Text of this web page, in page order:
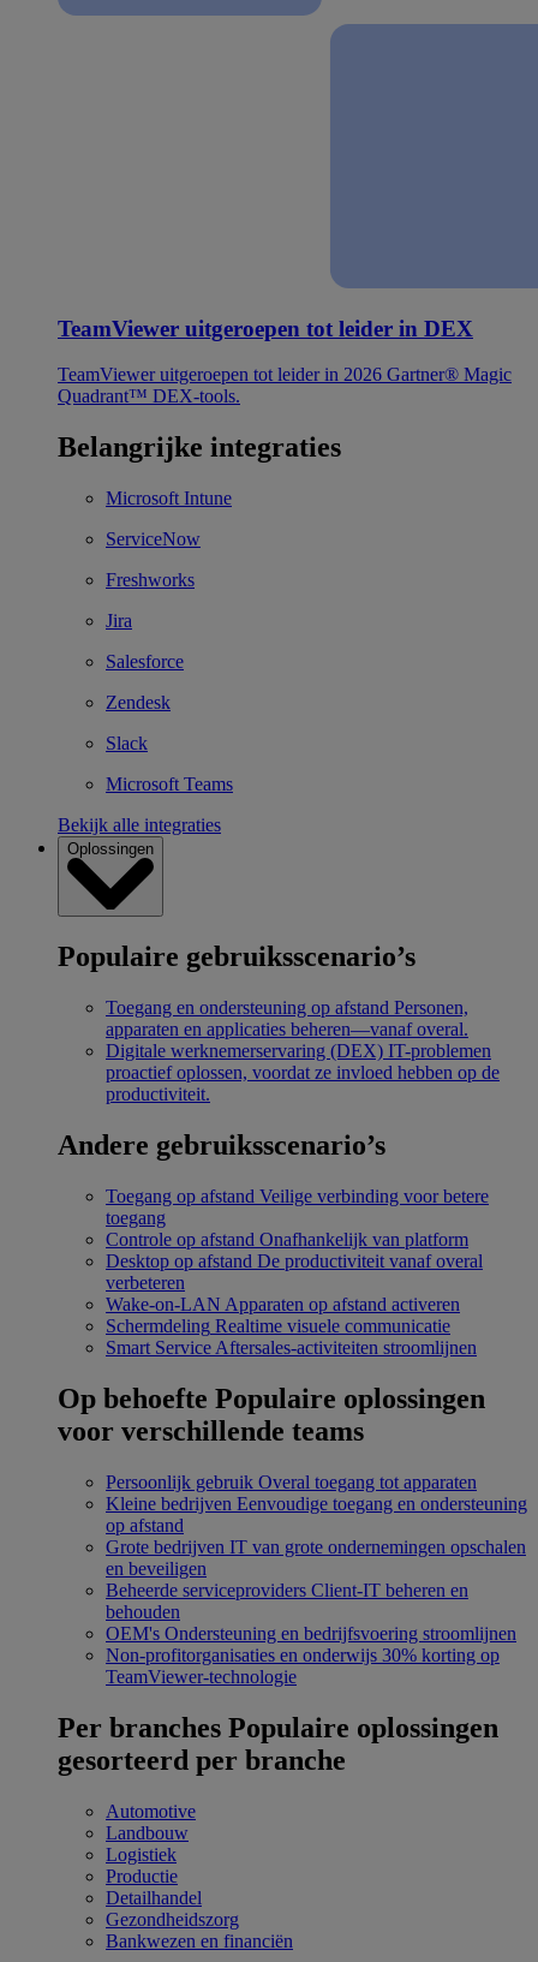
TeamViewer uitgeroepen tot leider in DEX
TeamViewer uitgeroepen tot leider in 2026 Gartner® Magic
Quadrant™ DEX-tools.
Belangrijke integraties
Microsoft Intune
ServiceNow
Freshworks
Jira
Salesforce
Zendesk
Slack
Microsoft Teams
Bekijk alle integraties
Oplossingen
Populaire gebruiksscenario’s
Toegang en ondersteuning op afstand Personen,
apparaten en applicaties beheren—vanaf overal.
Digitale werknemerservaring (DEX) IT-problemen
proactief oplossen, voordat ze invloed hebben op de
productiviteit.
Andere gebruiksscenario’s
Toegang op afstand Veilige verbinding voor betere
toegang
Controle op afstand Onafhankelijk van platform
Desktop op afstand De productiviteit vanaf overal
verbeteren
Wake-on-LAN Apparaten op afstand activeren
Schermdeling Realtime visuele communicatie
Smart Service Aftersales-activiteiten stroomlijnen
Op behoefte Populaire oplossingen
voor verschillende teams
Persoonlijk gebruik Overal toegang tot apparaten
Kleine bedrijven Eenvoudige toegang en ondersteuning
op afstand
Grote bedrijven IT van grote ondernemingen opschalen
en beveiligen
Beheerde serviceproviders Client-IT beheren en
behouden
OEM's Ondersteuning en bedrijfsvoering stroomlijnen
Non-profitorganisaties en onderwijs 30% korting op
TeamViewer-technologie
Per branches Populaire oplossingen
gesorteerd per branche
Automotive
Landbouw
Logistiek
Productie
Detailhandel
Gezondheidszorg
Bankwezen en financiën